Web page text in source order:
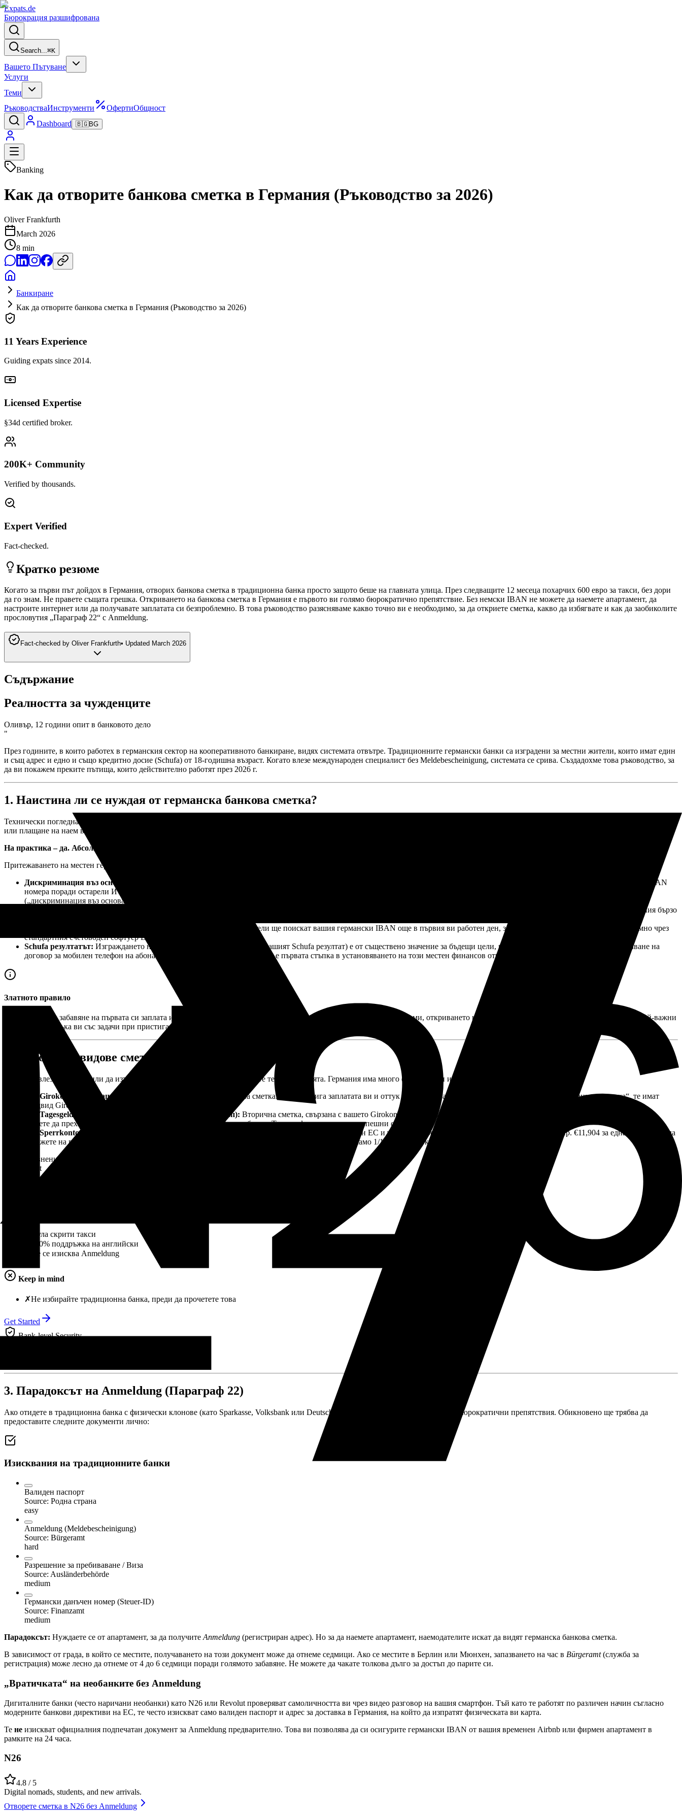
Expats.de
Бюрокрация разшифрована
Search...⌘K
Вашето Пътуване
Услуги
Теми
РъководстваИнструменти ОфертиОбщност
Dashboard 🇧🇬BG
Banking
Как да отворите банкова сметка в Германия (Ръководство за 2026)
Oliver Frankfurth
March 2026
8 min
Банкиране
Как да отворите банкова сметка в Германия (Ръководство за 2026)
11 Years Experience
Guiding expats since 2014.
Licensed Expertise
§34d certified broker.
200K+ Community
Verified by thousands.
Expert Verified
Fact-checked.
Кратко резюме
Когато за първи път дойдох в Германия, отворих банкова сметка в традиционна банка просто защото беше на главната улица. През следващите 12 месеца похарчих 600 евро за такси, без дори
да го знам. Не правете същата грешка. Откриването на банкова сметка в Германия е първото ви голямо бюрократично препятствие. Без немски IBAN не можете да наемете апартамент, да
настроите интернет или да получавате заплатата си безпроблемно. В това ръководство разясняваме какво точно ви е необходимо, за да откриете сметка, какво да избягвате и как да заобиколите
прословутия „Параграф 22“ с Anmeldung.
Fact-checked by Oliver Frankfurth• Updated March 2026
Съдържание
Реалността за чужденците
Оливър, 12 години опит в банковото дело
"
През годините, в които работех в германския сектор на кооперативното банкиране, видях системата отвътре. Традиционните германски банки са изградени за местни жители, които имат един
и същ адрес и едно и също кредитно досие (Schufa) от 18-годишна възраст. Когато влезе международен специалист без Meldebescheinigung, системата се срива. Създадохме това ръководство, за
да ви покажем преките пътища, които действително работят през 2026 г.
1. Наистина ли се нуждая от германска банкова сметка?
Технически погледнато – не. Според европейското законодателство (SEPA) всяка банкова сметка в рамките на Единната зона за плащания в евро може да се използва за получаване на заплата
или плащане на наем в Германия, като използвате съществуващите си IBAN и BIC. Ако пристигате от Франция, Испания или Ирландия, съществуващата ви сметка технически ще работи.
На практика – да. Абсолютно се нуждаете от германска банкова сметка.
Притежаването на местен германски IBAN (започващ с
Дискриминация въз основа на IBAN:
Много традиционни наемодатели, интернет доставчици, мобилни оператори и дори фитнес зали все още имат трудности с чуждестранни IBAN
номера поради остарели ИТ системи. Те настояват за настройка на директен дебит (
(„дискриминация въз основа на IBAN“), борбата с германската бюрокрация за фитнес членство от 30 евро е битка, която няма да спечелите.
Използването на чуждестранна карта в друга валута (като сметка от САЩ или Обединеното кралство) за ежедневни плащания или тегления от банкомат в Германия бързо
Повечето германски работодатели ще поискат вашия германски IBAN още в първия ви работен ден, за да обработят заплатата ви безпроблемно чрез
стандартния счетоводен софтуер DATEV.
Schufa резултатът: Изграждането на кредитна история в Германия (вашият Schufa резултат) е от съществено значение за бъдещи цели, като закупуване на жилище или сключване на
договор за мобилен телефон на абонамент. Германската банкова сметка е първата стъпка в установяването на този местен финансов отпечатък.
Златното правило
За да избегнете забавяне на първата си заплата и да сте сигурни, че можете да подпишете договор за наем без проблеми, откриването на банкова сметка трябва да бъде един от трите най-важни
елемента в списъка ви със задачи при пристигане в Германия.
2. Основните видове сметки
Преди да влезете в клон или да изтеглите приложение, трябва да разберете терминологията. Германия има много специфични имена за своите финансови продукти.
Das Girokonto (Разплащателна сметка):
Това е вашата основна сметка. Тук пристига заплатата ви и оттук се удържа наемът ви. Когато германците казват „банкова сметка“, те имат
предвид Girokonto.
Das Tagesgeldkonto (Спестовна сметка с незабавен достъп): Вторична сметка, свързана с вашето Girokonto. Обикновено тя носи лихва (в момента около 2% до 3,5% през 2026 г.) и
можете да прехвърляте пари обратно към вашето Girokonto незабавно. Тя е перфектна за вашите спешни средства.
Das Sperrkonto (Блокирана сметка):
Строго регулирана сметка изключително за студенти извън ЕС и търсещи работа. Депозирате изискваната сума (напр.€11,904 за една година), за да
докажете на посолството, че можете да се издържате, а банката я „блокира“, като освобождава само 1/12 от сумата към вашето Girokonto всеки месец.
Топ 3 сравнени
The Verdict
Нула скрити такси
100% поддръжка на английски
Не се изисква Anmeldung
Keep in mind
✗Не избирайте традиционна банка, преди да прочетете това
Get Started
Bank-level Security
3. Парадоксът на Anmeldung (Параграф 22)
Ако отидете в традиционна банка с физически клонове (като Sparkasse, Volksbank или Deutsche Bank), ще се сблъскате със строги бюрократични препятствия. Обикновено ще трябва да
предоставите следните документи лично:
Изисквания на традиционните банки
Валиден паспорт
Source: Родна страна
easy
Anmeldung (Meldebescheinigung)
Source: Bürgeramt
hard
Разрешение за пребиваване / Виза
Source: Ausländerbehörde
medium
Германски данъчен номер (Steuer-ID)
Source: Finanzamt
medium
Парадоксът: Нуждаете се от апартамент, за да получите Anmeldung (регистриран адрес). Но за да наемете апартамент, наемодателите искат да видят германска банкова сметка.
В зависимост от града, в който се местите, получаването на този документ може да отнеме седмици. Ако се местите в Берлин или Мюнхен, запазването на час в Bürgeramt(служба за
регистрация) може лесно да отнеме от 4 до 6 седмици поради голямото забавяне. Не можете да чакате толкова дълго за достъп до парите си.
„Вратичката“ на необанките без Anmeldung
Дигиталните банки (често наричани необанки) като N26 или Revolut проверяват самоличността ви чрез видео разговор на вашия смартфон. Тъй като те работят по различен начин съгласно
модерните банкови директиви на ЕС, те често изискват само валиден паспорт и адрес за доставка в Германия, на който да изпратят физическата ви карта.
Те не изискват официалния подпечатан документ за Anmeldung предварително. Това ви позволява да си осигурите германски IBAN от вашия временен Airbnb или фирмен апартамент в
рамките на 24 часа.
N26
4.8 / 5
Digital nomads, students, and new arrivals.
Отворете сметка в N26 без Anmeldung